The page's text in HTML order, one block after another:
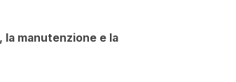
la manutenzione e la